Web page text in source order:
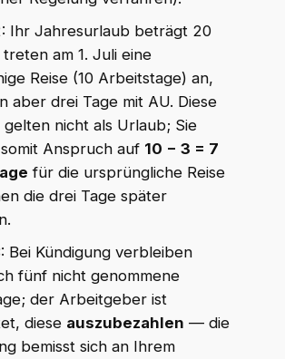
Ihr Jahresurlaub beträgt 20
treten am 1. Juli eine
Reise (10 Arbeitstage) an,
aber drei Tage mit AU. Diese
gelten nicht als Urlaub; Sie
Anspruch auf 10 − 3 = 7
für die ursprüngliche Reise
die drei Tage später
Bei Kündigung verbleiben
fünf nicht genommene
der Arbeitgeber ist
diese auszubezahlen — die
bemisst sich an Ihrem